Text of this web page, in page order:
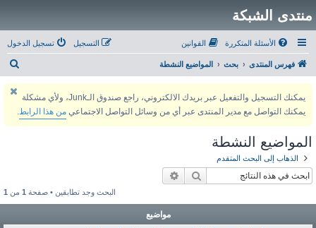
منتدى الشبكة
الأسئلة المتكررة القوانين تسجيل الدخول التسجيل
فهرس المنتدى بحث المواضيع النشطة
يمكنك التسجيل والتفعيل عبر بريدك الالكتروني، راجع صندوق الـJunk، ولأي مشكلة
يمكنك التواصل مع مدير المنتدى عبر أي من وسائل التواصل الاجتماعي من هذا الرابط.
المواضيع النشطة
الذهاب إلى البحث المتقدم
بحث
البحث وجد تطابقين • صفحة 1 من 1
مواضيع